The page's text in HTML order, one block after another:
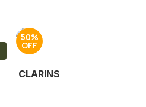
50%
CLARINS